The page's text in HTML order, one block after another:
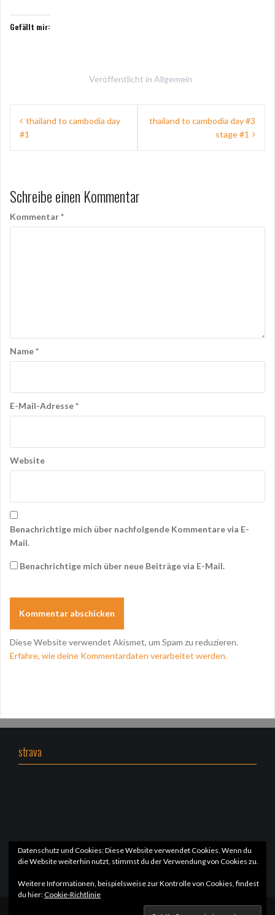
Gefällt mir:
Veröffentlicht in Allgemein
Beitragsnavigation
thailand to cambodia day
#1
thailand to cambodia day #3
stage #1
Schreibe einen Kommentar
Kommentar*
Name*
E-Mail-Adresse*
Website
Benachrichtige mich über nachfolgende Kommentare via E-
Mail.
Benachrichtige mich über neue Beiträge via E-Mail.
Diese Website verwendet Akismet, um Spam zu reduzieren.
Erfahre, wie deine Kommentardaten verarbeitet werden.
strava
Theme: Oria von
Datenschutz und Cookies: Diese Website verwendet Cookies. Wenn du
die Website weiterhin nutzt, stimmst du der Verwendung von Cookies zu.
Weitere Informationen, beispielsweise zur Kontrolle von Cookies, findest
du hier:Cookie-Richtlinie